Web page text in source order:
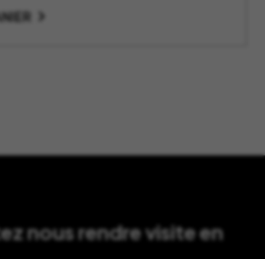
nous rendre visite en